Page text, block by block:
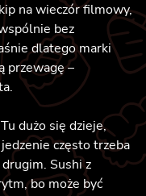
na wieczór filmowy,
bez
dlatego marki
przewagę –
dużo się dzieje,
często trzeba
Sushi z
bo może być